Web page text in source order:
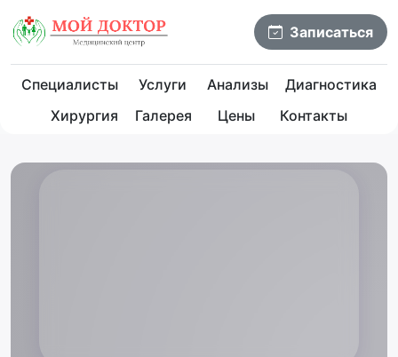
Записаться
Специалисты Услуги Анализы
Диагностика
Хирургия
Галерея Цены Контакты